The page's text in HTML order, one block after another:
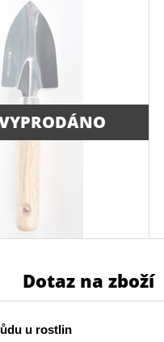
Dotaz na zboží
u rostlin